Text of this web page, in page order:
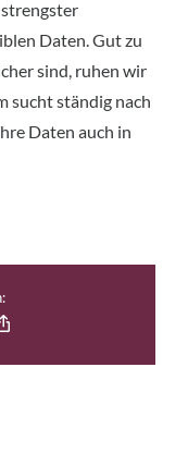
Daten. Gut zu
sind, ruhen wir
sucht ständig nach
Daten auch in